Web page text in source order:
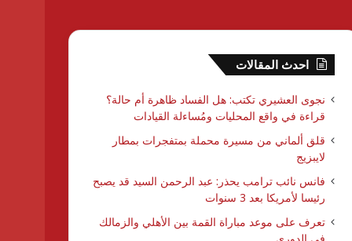
احدث المقالات
نجوى العشيري تكتب: هل الفساد ظاهرة أم حالة؟
قراءة في واقع المحليات ومُساءلة القيادات
قلق ألماني من مسيرة محملة بمتفجرات بمطار
لايبزيج
فانس نائب ترامب يحذر: عبد الرحمن السيد قد يصبح
رئيسا لأمريكا بعد 3 سنوات
تعرف على موعد مباراة القمة بين الأهلي والزمالك